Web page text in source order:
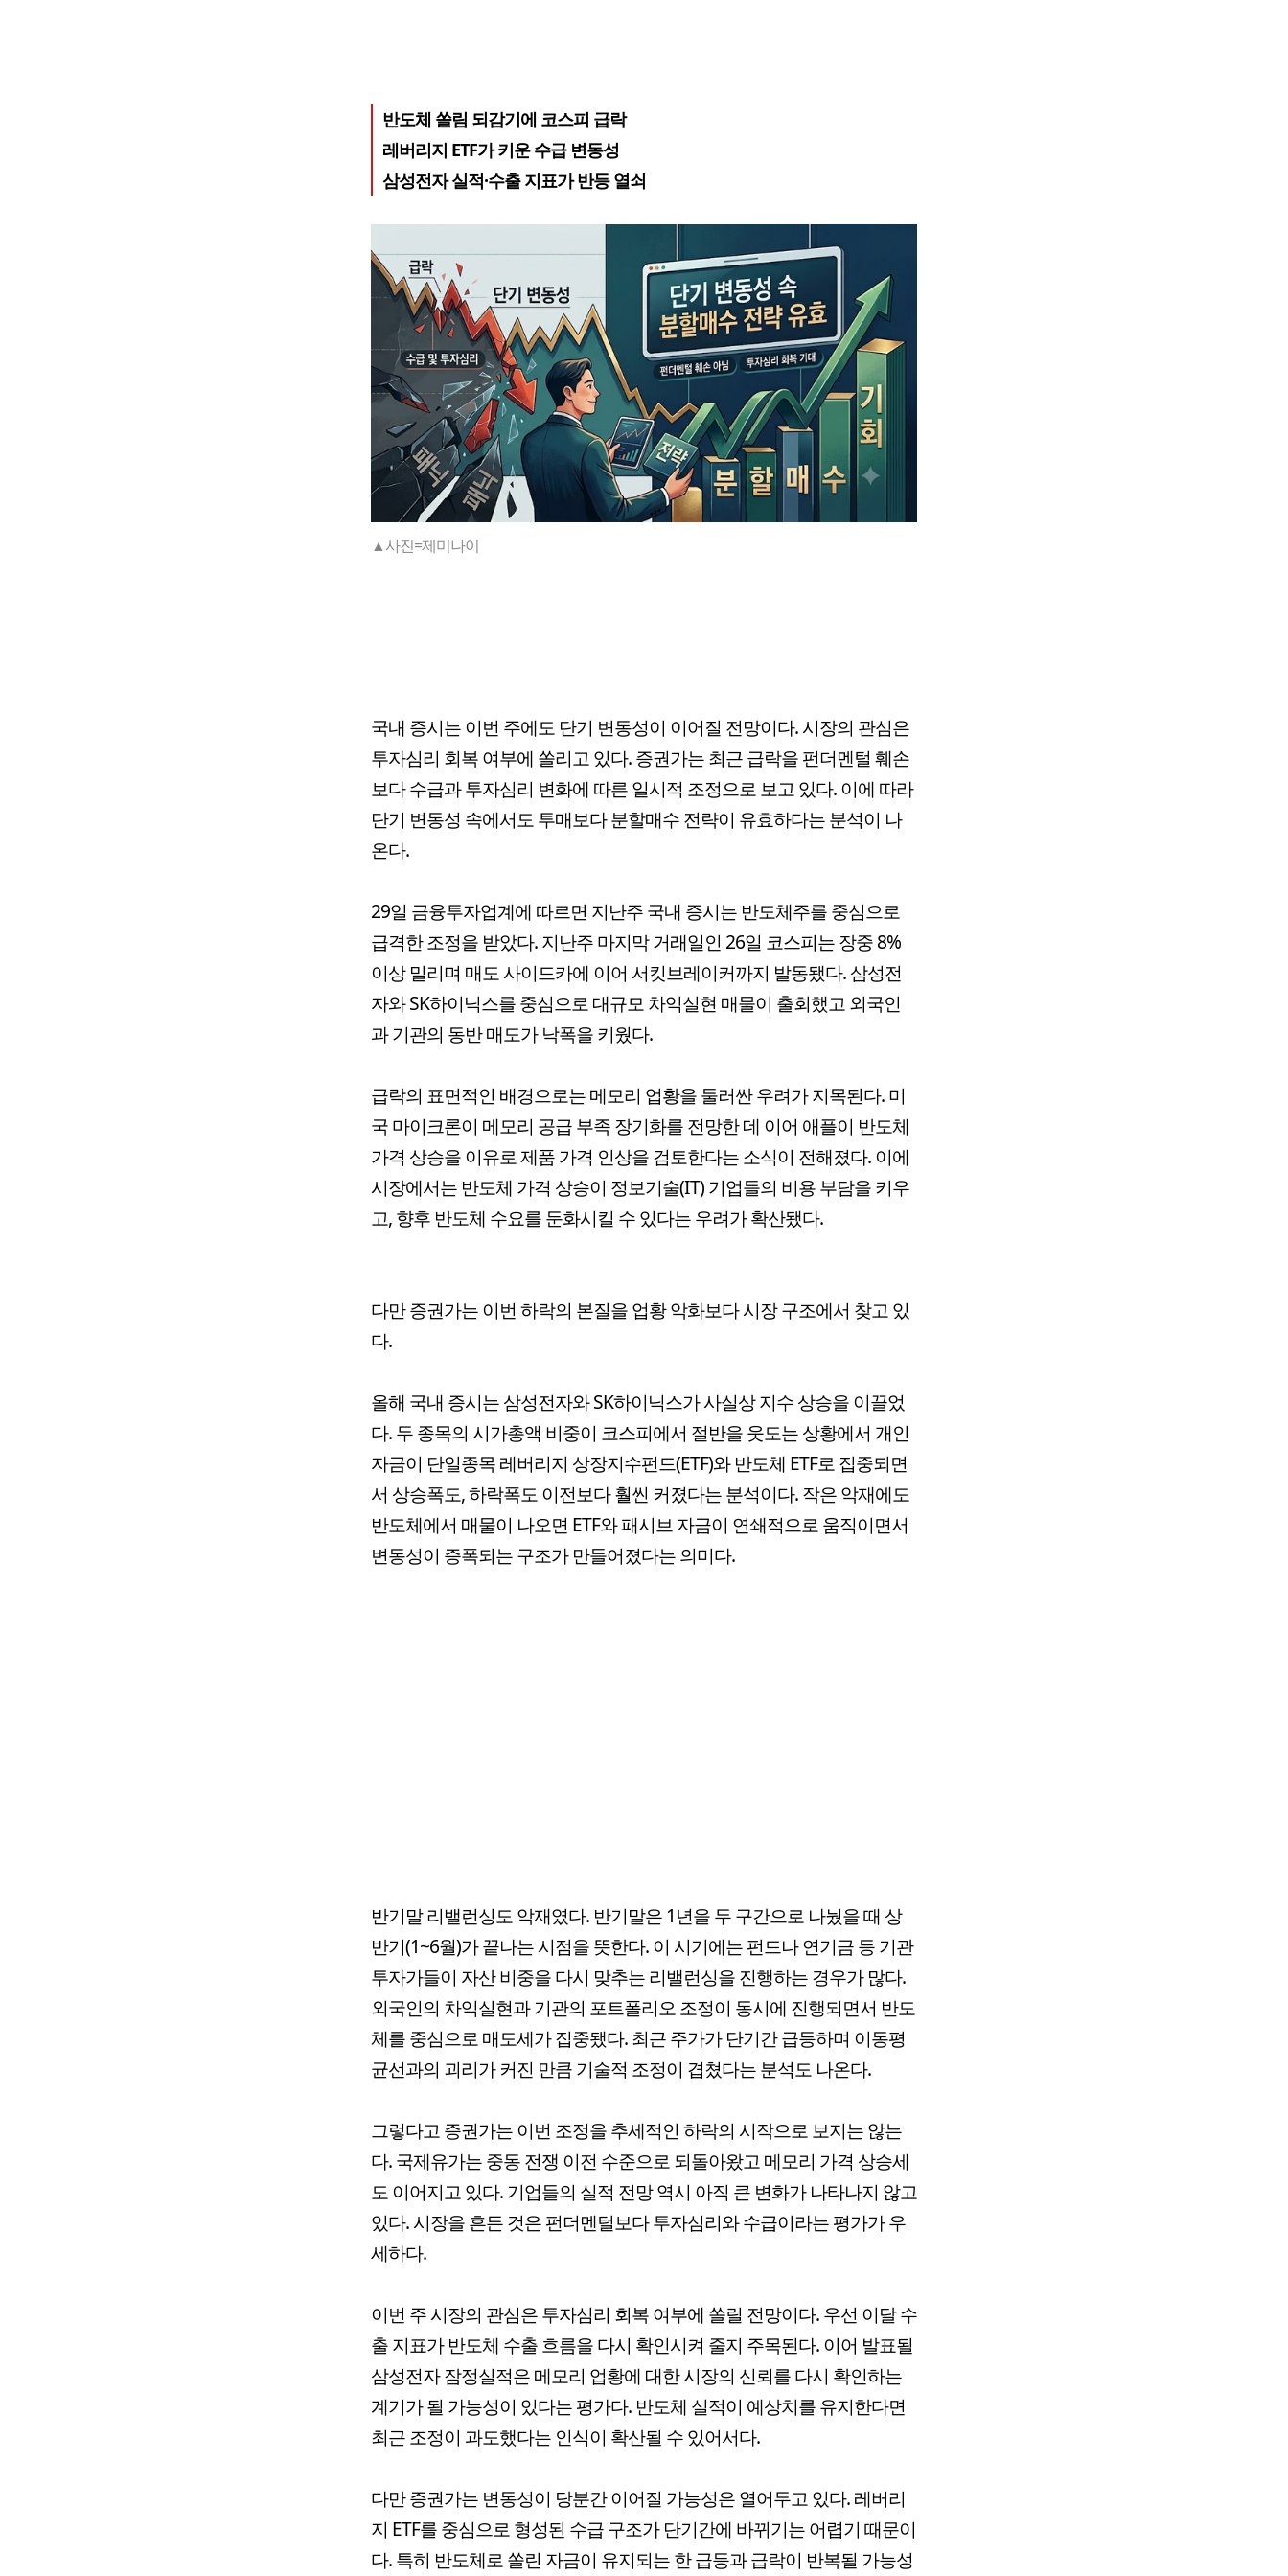
반도체 쏠림 되감기에 코스피 급락
레버리지 ETF가 키운 수급 변동성
삼성전자 실적·수출 지표가 반등 열쇠
▲사진=제미나이
국내 증시는 이번 주에도 단기 변동성이 이어질 전망이다. 시장의 관심은
투자심리 회복 여부에 쏠리고 있다. 증권가는 최근 급락을 펀더멘털 훼손
보다 수급과 투자심리 변화에 따른 일시적 조정으로 보고 있다. 이에 따라
단기 변동성 속에서도 투매보다 분할매수 전략이 유효하다는 분석이 나
온다.
29일 금융투자업계에 따르면 지난주 국내 증시는 반도체주를 중심으로
급격한 조정을 받았다. 지난주 마지막 거래일인 26일 코스피는 장중 8%
이상 밀리며 매도 사이드카에 이어 서킷브레이커까지 발동됐다. 삼성전
자와 SK하이닉스를 중심으로 대규모 차익실현 매물이 출회했고 외국인
과 기관의 동반 매도가 낙폭을 키웠다.
급락의 표면적인 배경으로는 메모리 업황을 둘러싼 우려가 지목된다. 미
국 마이크론이 메모리 공급 부족 장기화를 전망한 데 이어 애플이 반도체
가격 상승을 이유로 제품 가격 인상을 검토한다는 소식이 전해졌다. 이에
시장에서는 반도체 가격 상승이 정보기술(IT) 기업들의 비용 부담을 키우
고, 향후 반도체 수요를 둔화시킬 수 있다는 우려가 확산됐다.
다만 증권가는 이번 하락의 본질을 업황 악화보다 시장 구조에서 찾고 있
다.
올해 국내 증시는 삼성전자와 SK하이닉스가 사실상 지수 상승을 이끌었
다. 두 종목의 시가총액 비중이 코스피에서 절반을 웃도는 상황에서 개인
자금이 단일종목 레버리지 상장지수펀드(ETF)와 반도체 ETF로 집중되면
서 상승폭도, 하락폭도 이전보다 훨씬 커졌다는 분석이다. 작은 악재에도
반도체에서 매물이 나오면 ETF와 패시브 자금이 연쇄적으로 움직이면서
변동성이 증폭되는 구조가 만들어졌다는 의미다.
반기말 리밸런싱도 악재였다. 반기말은 1년을 두 구간으로 나눴을 때 상
반기(1~6월)가 끝나는 시점을 뜻한다. 이 시기에는 펀드나 연기금 등 기관
투자가들이 자산 비중을 다시 맞추는 리밸런싱을 진행하는 경우가 많다.
외국인의 차익실현과 기관의 포트폴리오 조정이 동시에 진행되면서 반도
체를 중심으로 매도세가 집중됐다. 최근 주가가 단기간 급등하며 이동평
균선과의 괴리가 커진 만큼 기술적 조정이 겹쳤다는 분석도 나온다.
그렇다고 증권가는 이번 조정을 추세적인 하락의 시작으로 보지는 않는
다. 국제유가는 중동 전쟁 이전 수준으로 되돌아왔고 메모리 가격 상승세
도 이어지고 있다. 기업들의 실적 전망 역시 아직 큰 변화가 나타나지 않고
있다. 시장을 흔든 것은 펀더멘털보다 투자심리와 수급이라는 평가가 우
세하다.
이번 주 시장의 관심은 투자심리 회복 여부에 쏠릴 전망이다. 우선 이달 수
출 지표가 반도체 수출 흐름을 다시 확인시켜 줄지 주목된다. 이어 발표될
삼성전자 잠정실적은 메모리 업황에 대한 시장의 신뢰를 다시 확인하는
계기가 될 가능성이 있다는 평가다. 반도체 실적이 예상치를 유지한다면
최근 조정이 과도했다는 인식이 확산될 수 있어서다.
다만 증권가는 변동성이 당분간 이어질 가능성은 열어두고 있다. 레버리
지 ETF를 중심으로 형성된 수급 구조가 단기간에 바뀌기는 어렵기 때문이
다. 특히 반도체로 쏠린 자금이 유지되는 한 급등과 급락이 반복될 가능성